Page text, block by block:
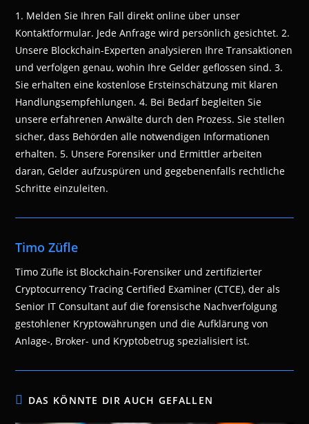
1. Melden Sie Ihren Fall direkt online über unser
Kontaktformular. Jede Anfrage wird persönlich gesichtet. 2.
Unsere Blockchain-Experten analysieren Ihre Transaktionen
und verfolgen genau, wohin Ihre Gelder geflossen sind. 3.
Sie erhalten eine kostenlose Ersteinschätzung mit klaren
Handlungsempfehlungen. 4. Bei Bedarf begleiten Sie
unsere erfahrenen Anwälte durch den Prozess. Sie stellen
sicher, dass Behörden alle notwendigen Informationen
erhalten. 5. Unsere Forensiker und Ermittler arbeiten
daran, Gelder aufzuspüren und gegebenenfalls rechtliche
Schritte einzuleiten.
Timo Züfle
Timo Züfle ist Blockchain-Forensiker und zertifizierter
Cryptocurrency Tracing Certified Examiner (CTCE), der als
Senior IT Consultant auf die forensische Nachverfolgung
gestohlener Kryptowährungen und die Aufklärung von
Anlage-, Broker- und Kryptobetrug spezialisiert ist.
DAS KÖNNTE DIR AUCH GEFALLEN